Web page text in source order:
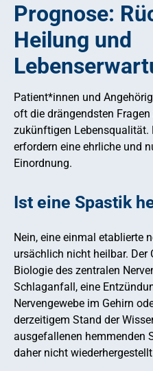
Prognose:
Heilung und
Patient*innen und
oft die drängendsten
zukünftigen Lebensqualität.
erfordern eine ehrliche und
Einordnung.
Ist eine Spastik
Nein, eine einmal etablierte
ursächlich nicht heilbar. Der
Biologie des zentralen
Schlaganfall, eine
Nervengewebe im Gehirn
derzeitigem Stand der
ausgefallenen hemmenden
daher nicht